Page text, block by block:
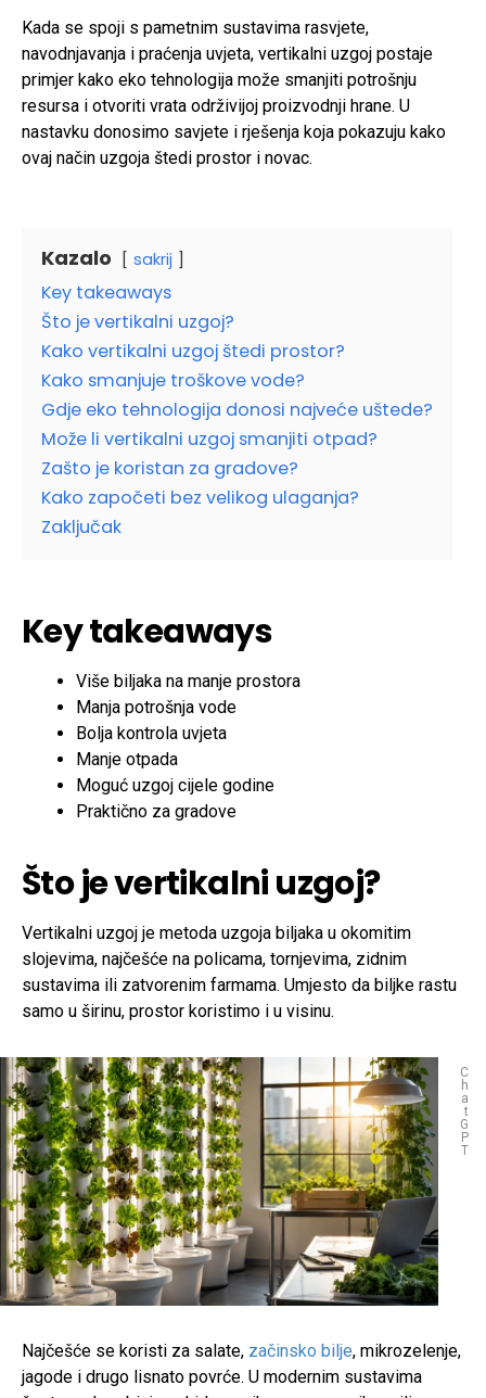
Kada se spoji s pametnim sustavima rasvjete,
navodnjavanja i praćenja uvjeta, vertikalni uzgoj postaje
primjer kako eko tehnologija može smanjiti potrošnju
resursa i otvoriti vrata održivijoj proizvodnji hrane. U
nastavku donosimo savjete i rješenja koja pokazuju kako
ovaj način uzgoja štedi prostor i novac.
Kazalo sakrij
Key takeaways
Što je vertikalni uzgoj?
Kako vertikalni uzgoj štedi prostor?
Kako smanjuje troškove vode?
Gdje eko tehnologija donosi najveće uštede?
Može li vertikalni uzgoj smanjiti otpad?
Zašto je koristan za gradove?
Kako započeti bez velikog ulaganja?
Zaključak
Key takeaways
Više biljaka na manje prostora
Manja potrošnja vode
Bolja kontrola uvjeta
Manje otpada
Moguć uzgoj cijele godine
Praktično za gradove
Što je vertikalni uzgoj?
Vertikalni uzgoj je metoda uzgoja biljaka u okomitim
slojevima, najčešće na policama, tornjevima, zidnim
sustavima ili zatvorenim farmama. Umjesto da biljke rastu
samo u širinu, prostor koristimo i u visinu.
C
h
a
t
G
P
T
Najčešće se koristi za salate, začinsko bilje, mikrozelenje,
jagode i drugo lisnato povrće. U modernim sustavima